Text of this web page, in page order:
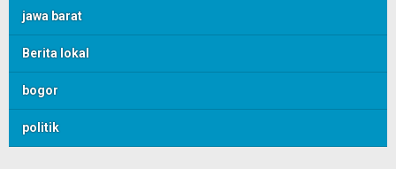
jawa barat
Berita lokal
bogor
politik